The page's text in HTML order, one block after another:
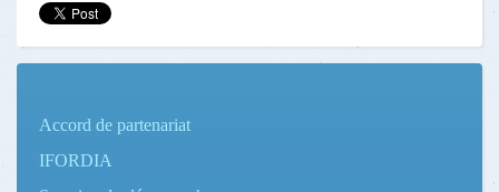
Accord de partenariat
IFORDIA